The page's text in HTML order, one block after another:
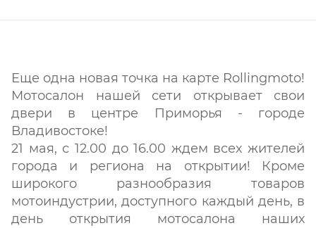
Еще одна новая точка на карте Rollingmoto!
Мотосалон нашей сети открывает свои
двери в центре Приморья - городе
Владивостоке!
21 мая, с 12.00 до 16.00 ждем всех жителей
города и региона на открытии! Кроме
широкого разнообразия товаров
мотоиндустрии, доступного каждый день, в
день открытия мотосалона наших